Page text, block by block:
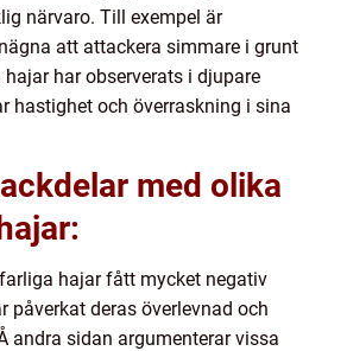
närvaro. Till exempel är
att attackera simmare i grunt
har observerats i djupare
hastighet och överraskning i sina
med olika
hajar fått mycket negativ
påverkat deras överlevnad och
andra sidan argumenterar vissa